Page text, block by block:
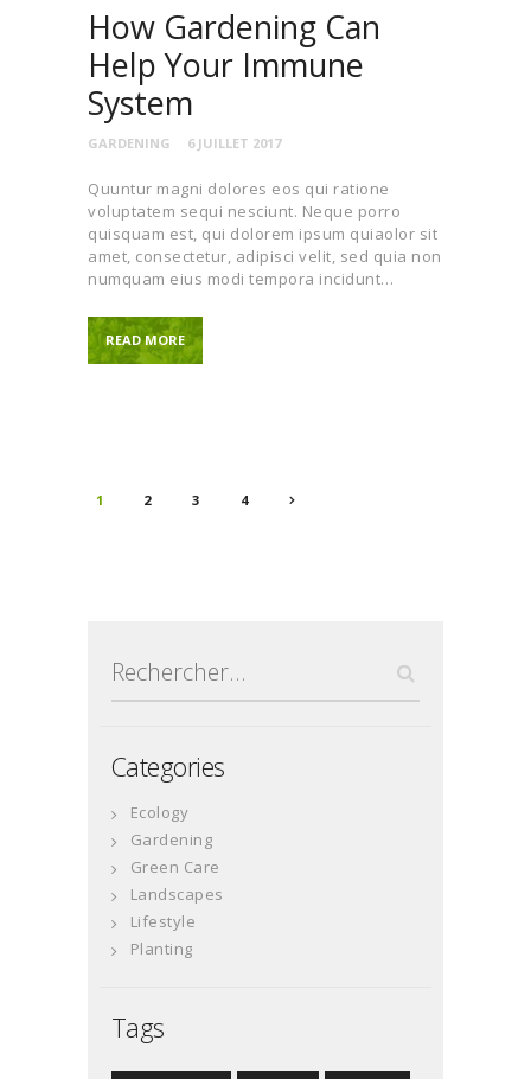
How Gardening Can
Help Your Immune
System
GARDENING 6 JUILLET 2017
Quuntur magni dolores eos qui ratione
voluptatem sequi nesciunt. Neque porro
quisquam est, qui dolorem ipsum quiaolor sit
amet, consectetur, adipisci velit, sed quia non
numquam eius modi tempora incidunt…
READ MORE
Pagination
PAGE
1 PAGE
2 PAGE
3 PAGE
4
Categories
Ecology
Gardening
Green Care
Landscapes
Lifestyle
Planting
Tags